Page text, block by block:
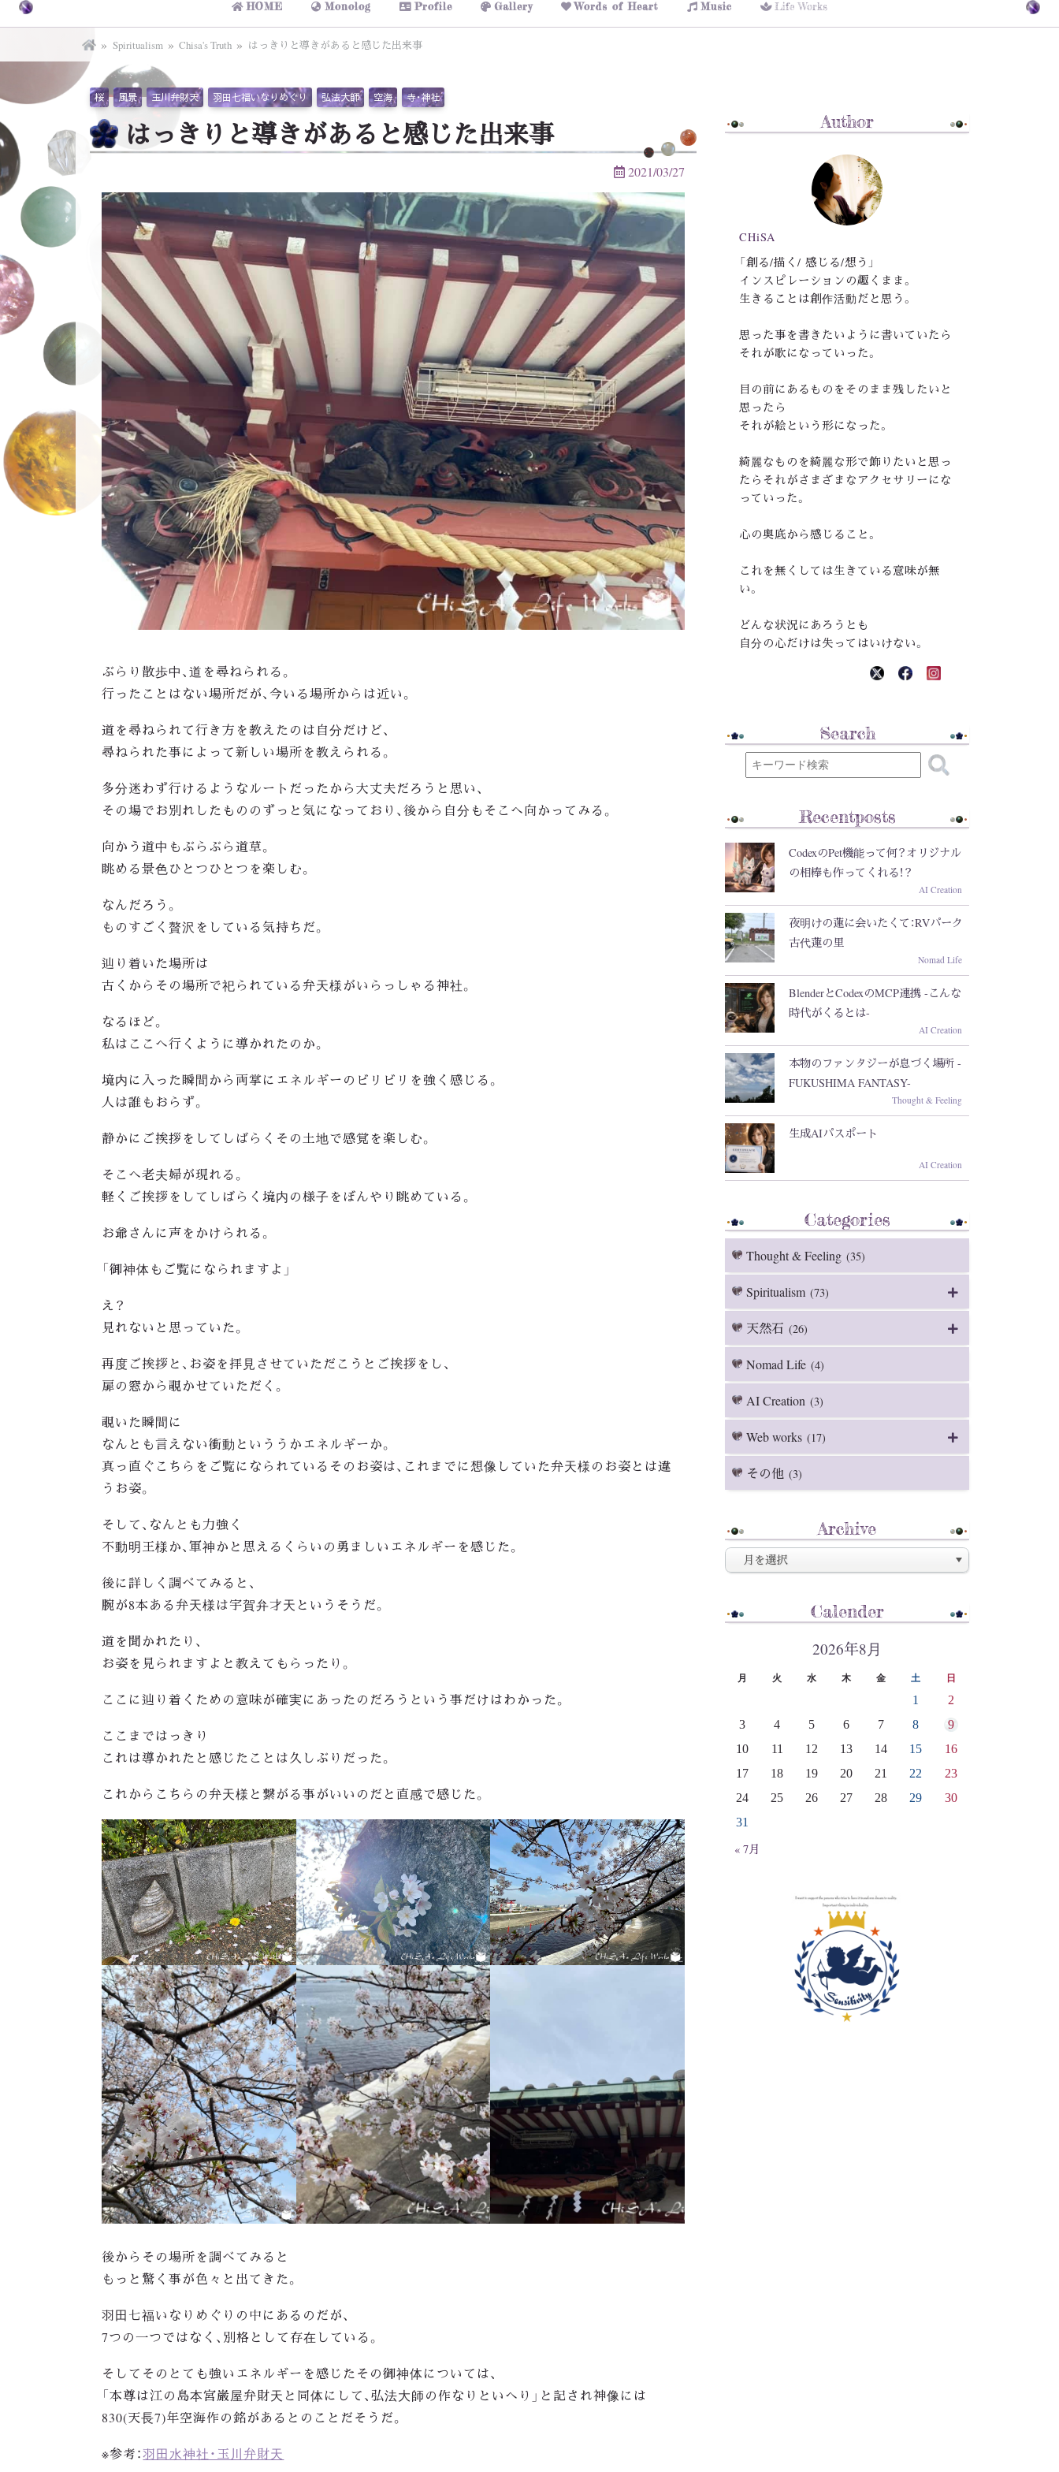
HOME Monolog Profile Gallery Words of Heart Music Life Works
Spiritualism Chisa's Truth はっきりと導きがあると感じた出来事
桜 風景 玉川弁財天 羽田七福いなりめぐり 弘法大師 空海 寺・神社
はっきりと導きがあると感じた出来事
2021/03/27
ぶらり散歩中、道を尋ねられる。
行ったことはない場所だが、今いる場所からは近い。
道を尋ねられて行き方を教えたのは自分だけど、
尋ねられた事によって新しい場所を教えられる。
多分迷わず行けるようなルートだったから大丈夫だろうと思い、
その場でお別れしたもののずっと気になっており、後から自分もそこへ向かってみる。
向かう道中もぶらぶら道草。
眺める景色ひとつひとつを楽しむ。
なんだろう。
ものすごく贅沢をしている気持ちだ。
辿り着いた場所は
古くからその場所で祀られている弁天様がいらっしゃる神社。
なるほど。
私はここへ行くように導かれたのか。
境内に入った瞬間から両掌にエネルギーのビリビリを強く感じる。
人は誰もおらず。
静かにご挨拶をしてしばらくその土地で感覚を楽しむ。
そこへ老夫婦が現れる。
軽くご挨拶をしてしばらく境内の様子をぼんやり眺めている。
お爺さんに声をかけられる。
「御神体もご覧になられますよ」
え？
見れないと思っていた。
再度ご挨拶と、お姿を拝見させていただこうとご挨拶をし、
扉の窓から覗かせていただく。
覗いた瞬間に
なんとも言えない衝動といううかエネルギーか。
真っ直ぐこちらをご覧になられているそのお姿は、これまでに想像していた弁天様のお姿とは違
うお姿。
そして、なんとも力強く
不動明王様か、軍神かと思えるくらいの勇ましいエネルギーを感じた。
後に詳しく調べてみると、
腕が8本ある弁天様は宇賀弁才天というそうだ。
道を聞かれたり、
お姿を見られますよと教えてもらったり。
ここに辿り着くための意味が確実にあったのだろうという事だけはわかった。
ここまではっきり
これは導かれたと感じたことは久しぶりだった。
これからこちらの弁天様と繋がる事がいいのだと直感で感じた。
後からその場所を調べてみると
もっと驚く事が色々と出てきた。
羽田七福いなりめぐりの中にあるのだが、
7つの一つではなく、別格として存在している。
そしてそのとても強いエネルギーを感じたその御神体については、
「本尊は江の島本宮巌屋弁財天と同体にして、弘法大師の作なりといへり 」と記され神像には
830(天長7)年空海作の銘があるとのことだそうだ。
※参考：羽田水神社・玉川弁財天
Author
CHiSA
「創る/描く/ 感じる/想う」
インスピレーションの趣くまま。
生きることは創作活動だと思う。
思った事を書きたいように書いていたら
それが歌になっていった。
目の前にあるものをそのまま残したいと
思ったら
それが絵という形になった。
綺麗なものを綺麗な形で飾りたいと思っ
たらそれがさまざまなアクセサリーにな
っていった。
心の奥底から感じること。
これを無くしては生きている意味が無
い。
どんな状況にあろうとも
自分の心だけは失ってはいけない。
Search
Recentposts
CodexのPet機能って何？オリジナル
の相棒も作ってくれる！？
AI Creation
夜明けの蓮に会いたくて：RVパーク
古代蓮の里
Nomad Life
BlenderとCodexのMCP連携 -こんな
時代がくるとは-
AI Creation
本物のファンタジーが息づく場所 -
FUKUSHIMA FANTASY-
Thought & Feeling
生成AIパスポート
AI Creation
Categories
Thought & Feeling (35)
Spiritualism (73)
天然石 (26)
Nomad Life (4)
AI Creation (3)
Web works (17)
その他 (3)
Archive
Calender
2026年8月
月 火 水 木 金 土
日
1
2
3
4 5 6 7 8
9
10
11 12 13 14 15
16
17
18 19 20 21 22
23
24
25 26 27 28 29
30
31
« 7月